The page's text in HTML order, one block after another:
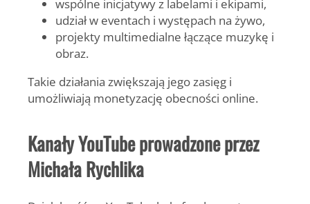
udział w eventach i występach na żywo,
projekty multimedialne łączące muzykę i
obraz.
Takie działania zwiększają jego zasięg i
umożliwiają monetyzację obecności online.
Kanały YouTube prowadzone przez
Michała Rychlika